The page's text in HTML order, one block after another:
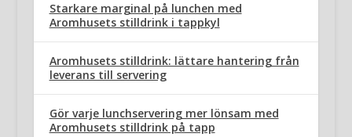
Starkare marginal på lunchen med
Aromhusets stilldrink i tappkyl
Aromhusets stilldrink: lättare hantering från
leverans till servering
Gör varje lunchservering mer lönsam med
Aromhusets stilldrink på tapp